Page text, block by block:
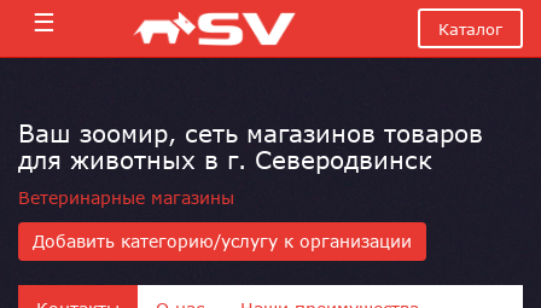
☰ Каталог
Ваш зоомир, сеть магазинов товаров
для животных в г. Северодвинск
Ветеринарные магазины
Добавить категорию/услугу к организации